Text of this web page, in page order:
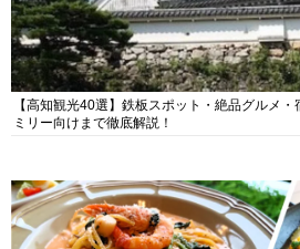
【高知観光40選】鉄板スポット・絶品グルメ
ミリー向けまで徹底解説！